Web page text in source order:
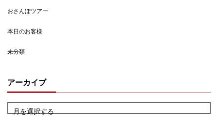
おさんぽツアー
本日のお客様
未分類
アーカイブ
月を選択する